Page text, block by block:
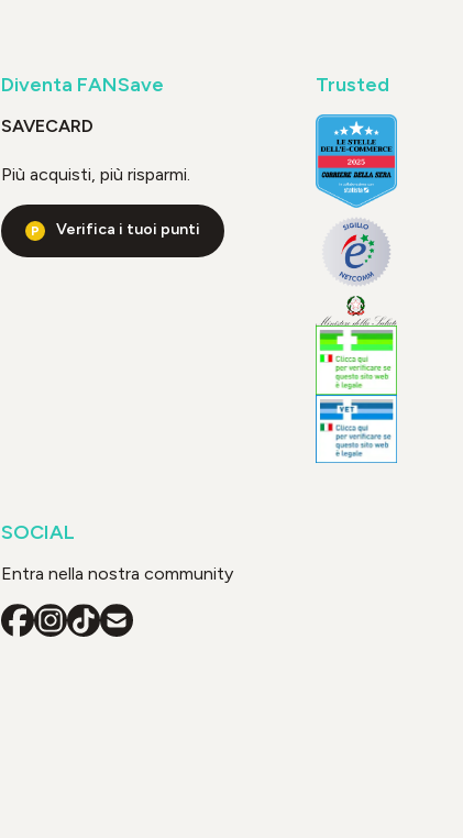
Diventa FANSave
SAVECARD
Più acquisti, più risparmi.
Verifica i tuoi punti
SOCIAL
Entra nella nostra community
Trusted